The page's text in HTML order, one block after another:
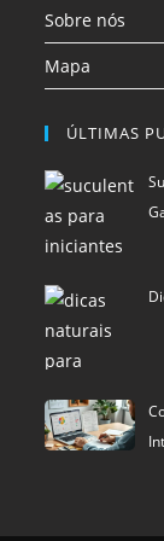
Sobre nós
Mapa
ÚLTIMAS